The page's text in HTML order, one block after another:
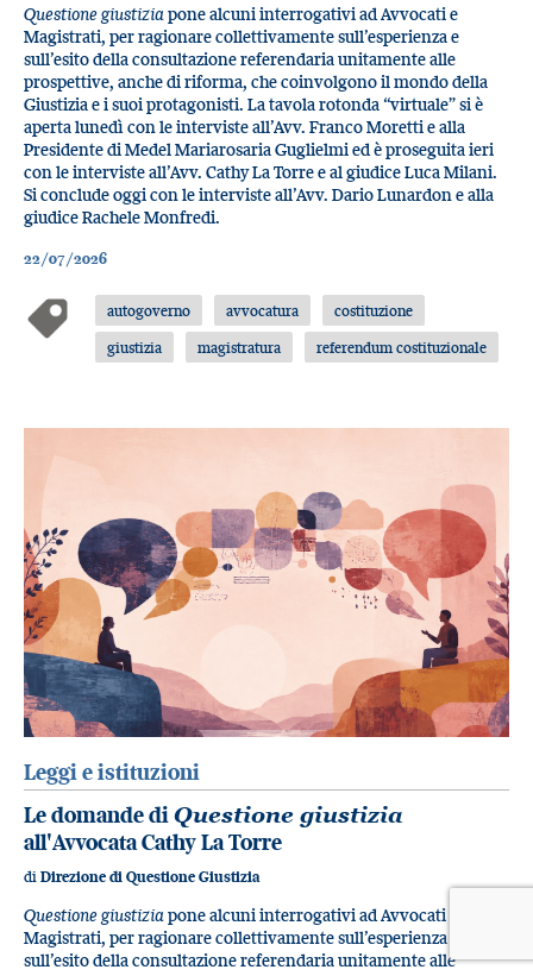
Questione giustiziapone alcuni interrogativi ad Avvocati e
Magistrati, per ragionare collettivamente sull’esperienza e
sull’esito della consultazione referendaria unitamente alle
prospettive, anche di riforma, che coinvolgono il mondo della
Giustizia e i suoi protagonisti. La tavola rotonda “virtuale” si è
aperta lunedì con le interviste all’Avv. Franco Moretti e alla
Presidente di Medel Mariarosaria Guglielmi ed è proseguita ieri
con le interviste all’Avv. Cathy La Torre e al giudice Luca Milani.
Si conclude oggi con le interviste all’Avv. Dario Lunardon e alla
giudice Rachele Monfredi.
22/07/2026
autogoverno avvocatura
costituzione
giustizia
magistratura referendum costituzionale
Leggi e istituzioni
Le domande diQuestione giustizia
all'Avvocata Cathy La Torre
di Direzione di Questione Giustizia
Questione giustiziapone alcuni interrogativi ad Avvocati e
Magistrati, per ragionare collettivamente sull’esperienza e
sull’esito della consultazione referendaria unitamente alle